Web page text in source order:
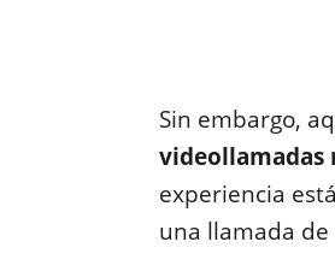
Sin embargo,
videollamadas
experiencia
una llamada de